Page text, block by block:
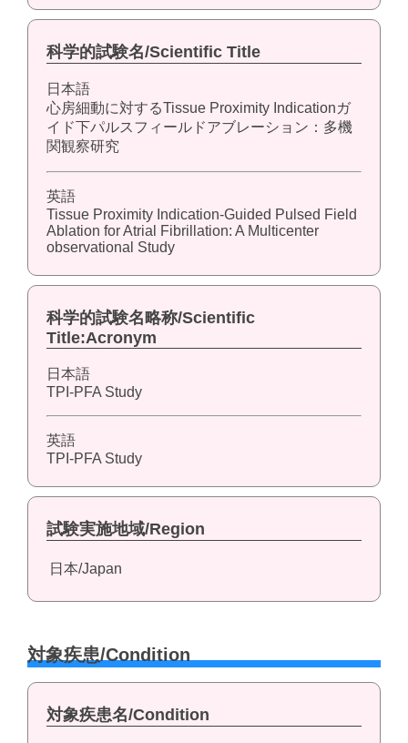
科学的試験名/Scientific Title
日本語
心房細動に対するTissue Proximity Indicationガ
イド下パルスフィールドアブレーション：多機
関観察研究
英語
Tissue Proximity Indication-Guided Pulsed Field
Ablation for Atrial Fibrillation: A Multicenter
observational Study
科学的試験名略称/Scientific
Title:Acronym
日本語
TPI-PFA Study
英語
TPI-PFA Study
試験実施地域/Region
日本/Japan
対象疾患/Condition
対象疾患名/Condition